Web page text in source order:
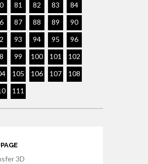
81 82 83
84
87 88 89
90
93 94 95
96
99 100 101
102
105 106 107
108
111
3D